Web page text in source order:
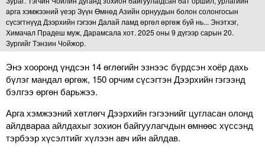
арга хэмжээний үеэр Зүүн Өмнөд Азийн орнуудын болон солонгосын
сүсэгтнүүд Дээрхийн гэгээн Далай ламд өргөл өргөж буй нь... Энэтхэг,
Химачал Прадеш муж, Дарамсала хот. 2025 оны 9 дүгээр сарын 20.
Зургийг Тэнзин Чойжор.
Энэ хооронд үндсэн 14 өглөгийн эзнээс бүрдсэн хоёр дахь
бүлэг мандал өргөж, 150 орчим сүсэгтэн Дээрхийн гэгээнд
бэлгээ өргөн барьжээ.
Арга хэмжээний хөтлөгч Дээрхийн гэгээнийг цугласан олонд
айлдвараа айлдахыг зохион байгуулагчдын өмнөөс хүссэнд
тэрбээр хүсэлтийг хүлээн авч ийн айлдав.